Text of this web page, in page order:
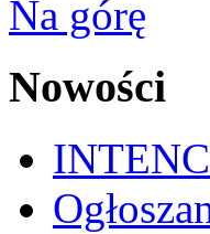
Na górę
Nowości